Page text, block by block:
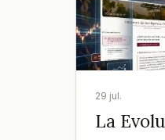
29 jul.
La